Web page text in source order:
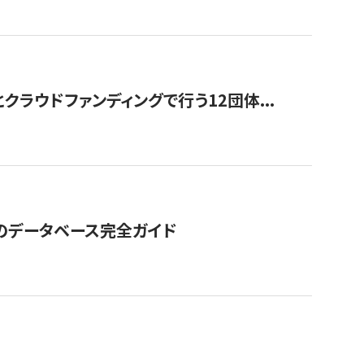
クラウドファンディングで行う12団体...
ータベース完全ガイド